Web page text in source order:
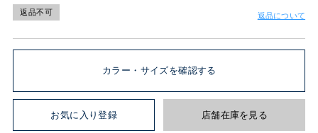
返品不可 返品について
カラー・サイズを確認する
お気に入り登録 店舗在庫を見る